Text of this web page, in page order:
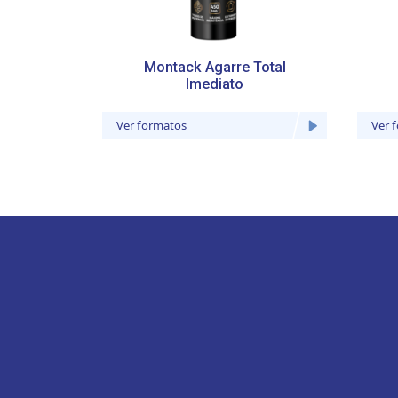
Montack Agarre Total
Imediato
Ver formatos Ver